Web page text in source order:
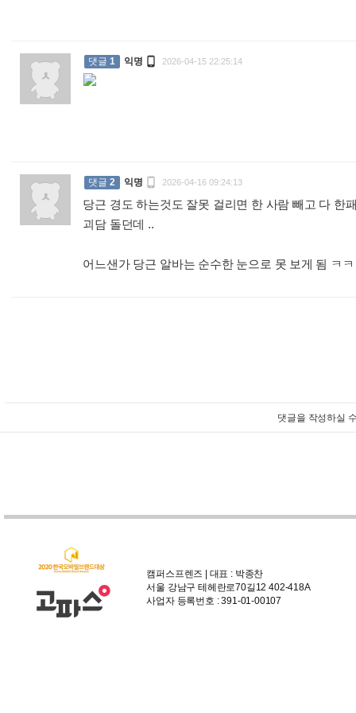
댓글 1 익명  2026-04-15 22:25:14
댓글 2 익명  2026-04-16 09:24:13
당근 경도 하는것도 잘못 걸리면 한 사람 빼고 다 한
괴담 돌던데 ..
어느샌가 당근 알바는 순수한 눈으로 못 보게 됨 ㅋ
댓글을 작성하실
캠퍼스프렌즈 | 대표 : 박종찬
서울 강남구 테헤란로70길12 402-418A
사업자 등록번호 : 391-01-00107